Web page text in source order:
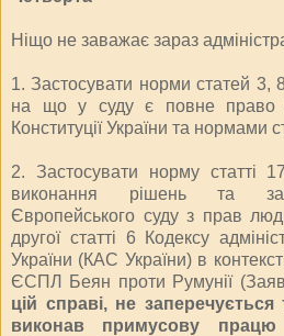
Ніщо не заважає зараз
1. Застосувати норми статей 3,
на що у суду є повне право
Конституції України та нормами
2. Застосувати норму статті
виконання рішень та
Європейського суду з прав
другої статті 6 Кодексу
України (КАС України) в
ЄСПЛ Беян проти Румунії
цій справі, не
виконав примусову